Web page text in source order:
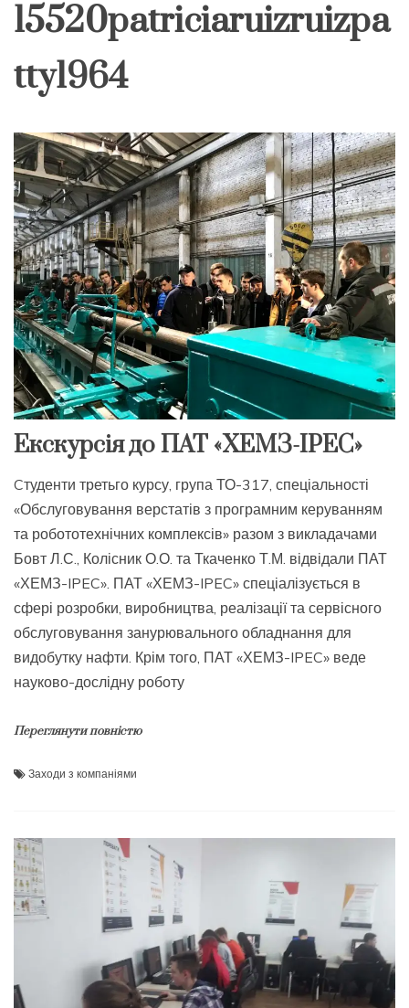
15520patriciaruizruizpa
tty1964
Екскурсія до ПАТ «ХЕМЗ-IPEC»
Cтуденти третьго курсу, група ТО-317, спеціальності
«Обслуговування верстатів з програмним керуванням
та робототехнічних комплексів» разом з викладачами
Бовт Л.С., Колісник О.О. та Ткаченко Т.М. відвідали ПАТ
«ХЕМЗ-IPEC». ПАТ «ХЕМЗ-IPEC» спеціалізується в
сфері розробки, виробництва, реалізації та сервісного
обслуговування занурювального обладнання для
видобутку нафти. Крім того, ПАТ «ХЕМЗ-IPEC» веде
науково-дослідну роботу
Переглянути повністю
Заходи з компаніями